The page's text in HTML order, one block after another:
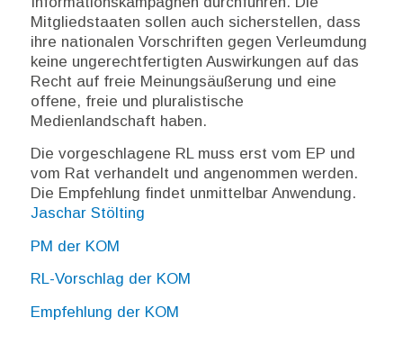
Mitgliedstaaten sollen auch sicherstellen, dass
ihre nationalen Vorschriften gegen Verleumdung
keine ungerechtfertigten Auswirkungen auf das
Recht auf freie Meinungsäußerung und eine
offene, freie und pluralistische
Medienlandschaft haben.
Die vorgeschlagene RL muss erst vom EP und
vom Rat verhandelt und angenommen werden.
Die Empfehlung findet unmittelbar Anwendung.
Jaschar Stölting
PM der KOM
RL-Vorschlag der KOM
Empfehlung der KOM